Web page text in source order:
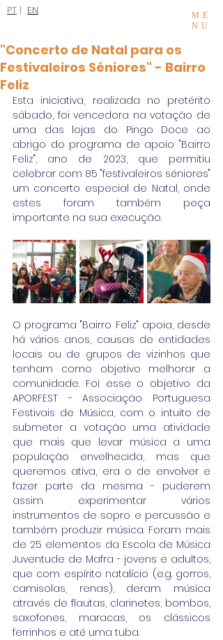
PT | EN
ME
NU
"Concerto de Natal para os
Festivaleiros Séniores" - Bairro
Feliz
Esta iniciativa, realizada no pretérito
sábado, foi vencedora na votação de
uma das lojas do Pingo Doce ao
abrigo do programa de apoio "Bairro
Feliz", ano de 2023, que permitiu
celebrar com 85 "festivaleiros séniores"
um concerto especial de Natal, onde
estes foram também peça
importante na sua execução.
O programa "Bairro Feliz" apoia, desde
há vários anos, causas de entidades
locais ou de grupos de vizinhos que
tenham como objetivo melhorar a
comunidade. Foi esse o objetivo da
APORFEST - Associação Portuguesa
Festivais de Música, com o intuito de
submeter a votação uma atividade
que mais que levar música a uma
população envelhecida, mas que
queremos ativa, era o de envolver e
fazer parte da mesma - puderem
assim experimentar vários
instrumentos de sopro e percussão e
também produzir música. Foram mais
de 25 elementos da Escola de Música
Juventude de Mafra - jovens e adultos,
que com espírito natalício (e.g. gorros,
camisolas, renas), deram música
através de flautas, clarinetes, bombos,
saxofones, maracas, os clássicos
ferrinhos e até uma tuba.